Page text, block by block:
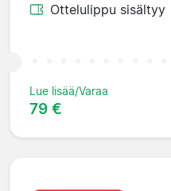
Ottelulippu sisältyy
Lue lisää/Varaa
79 €